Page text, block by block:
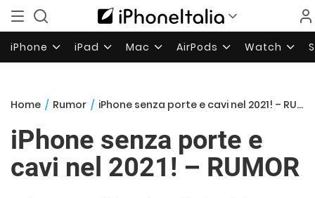
iPhone iPad Mac AirPods Watch
Home / Rumor / iPhone senza porte e cavi nel 2021! – RUMOR
iPhone senza porte e
cavi nel 2021! – RUMOR